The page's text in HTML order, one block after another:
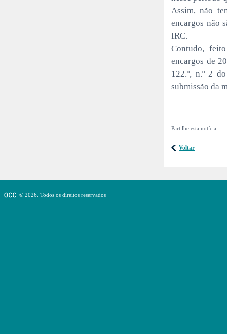
Assim, não
encargos não
IRC.
Contudo,
encargos de
122.º, n.º 2
submissão da
Partilhe esta notícia
Voltar
© 2026. Todos os direitos reservados